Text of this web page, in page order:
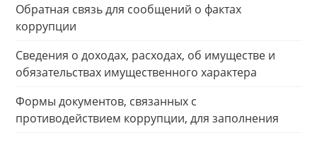
Обратная связь для сообщений о фактах
коррупции
Сведения о доходах, расходах, об имуществе и
обязательствах имущественного характера
Формы документов, связанных с
противодействием коррупции, для заполнения